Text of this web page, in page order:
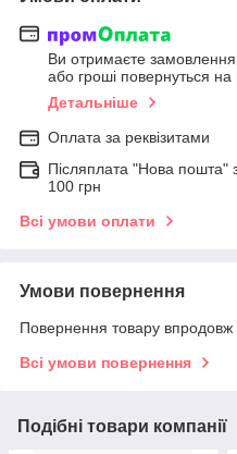
Ви отримаєте замовлення
або гроші повернуться на
Детальніше
Оплата за реквізитами
Післяплата "Нова пошта"
100 грн
Всі умови оплати
Умови повернення
Повернення товару впродовж
Всі умови повернення
Подібні товари компанії